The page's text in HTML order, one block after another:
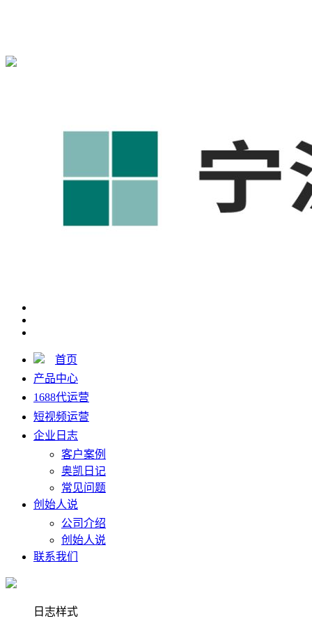
首页
产品中心
1688代运营
短视频运营
企业日志
客户案例
奥凯日记
常见问题
创始人说
公司介绍
创始人说
联系我们
日志样式